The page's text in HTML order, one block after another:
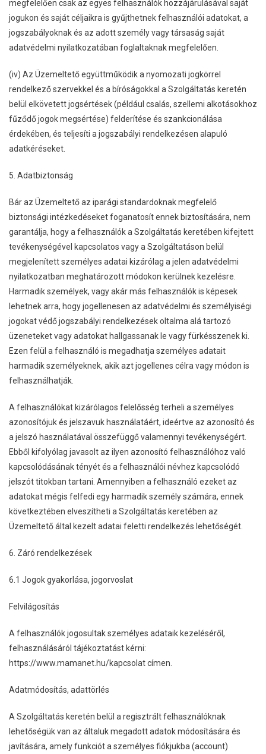
megfelelően csak az egyes felhasználók hozzájárulásával saját
jogukon és saját céljaikra is gyűjthetnek felhasználói adatokat, a
jogszabályoknak és az adott személy vagy társaság saját
adatvédelmi nyilatkozatában foglaltaknak megfelelően.
(iv) Az Üzemeltető együttműködik a nyomozati jogkörrel
rendelkező szervekkel és a bíróságokkal a Szolgáltatás keretén
belül elkövetett jogsértések (például csalás, szellemi alkotásokhoz
fűződő jogok megsértése) felderítése és szankcionálása
érdekében, és teljesíti a jogszabályi rendelkezésen alapuló
adatkéréseket.
5. Adatbiztonság
Bár az Üzemeltető az iparági standardoknak megfelelő
biztonsági intézkedéseket foganatosít ennek biztosítására, nem
garantálja, hogy a felhasználók a Szolgáltatás keretében kifejtett
tevékenységével kapcsolatos vagy a Szolgáltatáson belül
megjelenített személyes adatai kizárólag a jelen adatvédelmi
nyilatkozatban meghatározott módokon kerülnek kezelésre.
Harmadik személyek, vagy akár más felhasználók is képesek
lehetnek arra, hogy jogellenesen az adatvédelmi és személyiségi
jogokat védő jogszabályi rendelkezések oltalma alá tartozó
üzeneteket vagy adatokat hallgassanak le vagy fürkésszenek ki.
Ezen felül a felhasználó is megadhatja személyes adatait
harmadik személyeknek, akik azt jogellenes célra vagy módon is
felhasználhatják.
A felhasználókat kizárólagos felelősség terheli a személyes
azonosítójuk és jelszavuk használatáért, ideértve az azonosító és
a jelszó használatával összefüggő valamennyi tevékenységért.
Ebből kifolyólag javasolt az ilyen azonosító felhasználóhoz való
kapcsolódásának tényét és a felhasználói névhez kapcsolódó
jelszót titokban tartani. Amennyiben a felhasználó ezeket az
adatokat mégis felfedi egy harmadik személy számára, ennek
következtében elveszítheti a Szolgáltatás keretében az
Üzemeltető által kezelt adatai feletti rendelkezés lehetőségét.
6. Záró rendelkezések
6.1 Jogok gyakorlása, jogorvoslat
Felvilágosítás
A felhasználók jogosultak személyes adataik kezeléséről,
felhasználásáról tájékoztatást kérni:
https://www.mamanet.hu/kapcsolat címen.
Adatmódosítás, adattörlés
A Szolgáltatás keretén belül a regisztrált felhasználóknak
lehetőségük van az általuk megadott adatok módosítására és
javítására, amely funkciót a személyes fiókjukba (account)